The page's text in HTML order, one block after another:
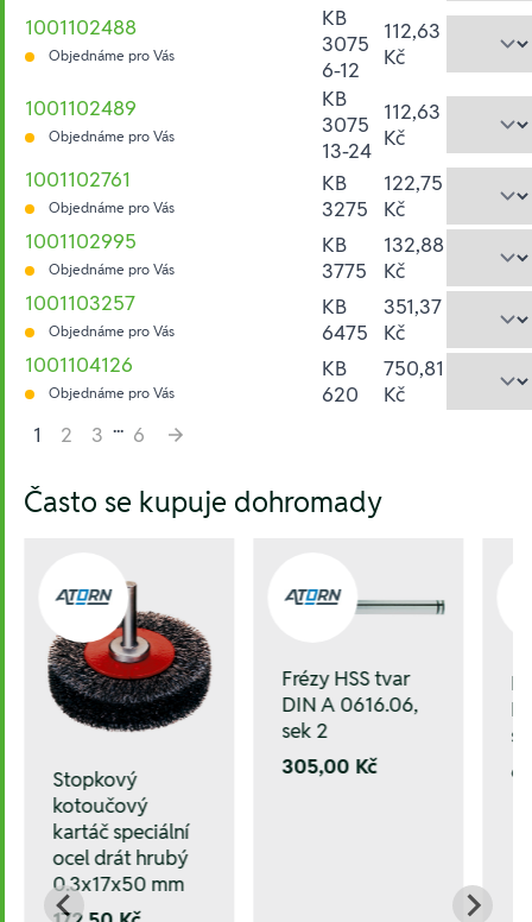
1001102488
Objednáme pro Vás
KB
3075
6-12
112,63
Kč
1001102489
Objednáme pro Vás
KB
3075
13-24
112,63
Kč
1001102761
Objednáme pro Vás
KB
3275
122,75
Kč
1001102995
Objednáme pro Vás
KB
3775
132,88
Kč
1001103257
Objednáme pro Vás
KB
6475
351,37
Kč
1001104126
Objednáme pro Vás
KB
620
750,81
Kč
1
2 3 ... 6
Často se kupuje dohromady
Stopkový
kotoučový
kartáč speciální
ocel drát hrubý
0.3x17x50 mm
Frézy HSS tvar
DIN A 0616.06,
sek 2
305,00 Kč